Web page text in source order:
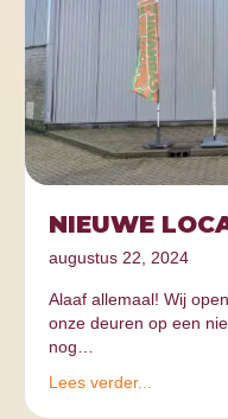
NIEUWE
augustus 22, 2024
Alaaf allemaal! Wij
onze deuren op een
nog…
Lees verder...